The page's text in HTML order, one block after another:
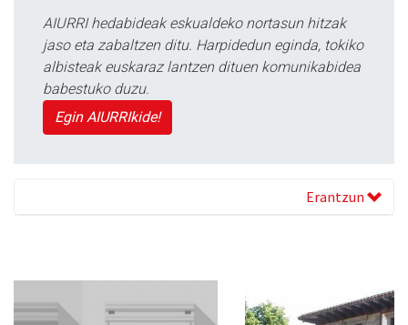
AIURRI hedabideak eskualdeko nortasun hitzak
jaso eta zabaltzen ditu. Harpidedun eginda, tokiko
albisteak euskaraz lantzen dituen komunikabidea
babestuko duzu.
Egin AIURRIkide!
Erantzun